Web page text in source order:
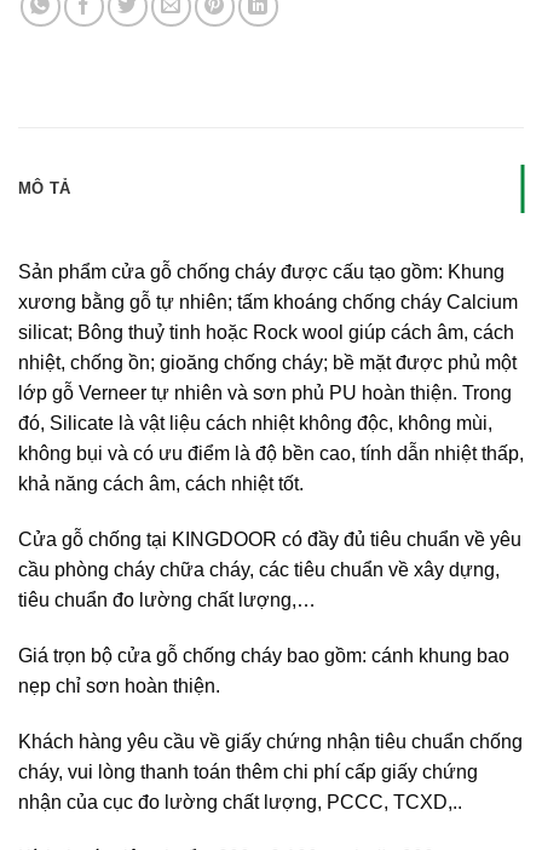
MÔ TẢ
Sản phẩm cửa gỗ chống cháy được cấu tạo gồm: Khung
xương bằng gỗ tự nhiên; tấm khoáng chống cháy Calcium
silicat; Bông thuỷ tinh hoặc Rock wool giúp cách âm, cách
nhiệt, chống ồn; gioăng chống cháy; bề mặt được phủ một
lớp gỗ Verneer tự nhiên và sơn phủ PU hoàn thiện. Trong
đó, Silicate là vật liệu cách nhiệt không độc, không mùi,
không bụi và có ưu điểm là độ bền cao, tính dẫn nhiệt thấp,
khả năng cách âm, cách nhiệt tốt.
Cửa gỗ chống tại KINGDOOR có đầy đủ tiêu chuẩn về yêu
cầu phòng cháy chữa cháy, các tiêu chuẩn về xây dựng,
tiêu chuẩn đo lường chất lượng,…
Giá trọn bộ cửa gỗ chống cháy bao gồm: cánh khung bao
nẹp chỉ sơn hoàn thiện.
Khách hàng yêu cầu về giấy chứng nhận tiêu chuẩn chống
cháy, vui lòng thanh toán thêm chi phí cấp giấy chứng
nhận của cục đo lường chất lượng, PCCC, TCXD,..